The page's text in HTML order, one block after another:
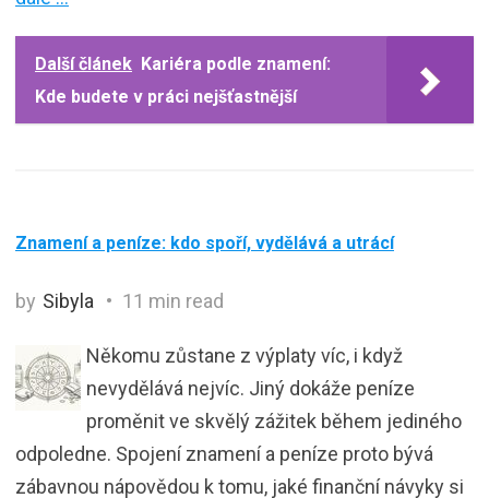
Další článek Kariéra podle znamení:
Kde budete v práci nejšťastnější
Znamení a peníze: kdo spoří, vydělává a utrácí
by Sibyla 11 min read
Někomu zůstane z výplaty víc, i když
nevydělává nejvíc. Jiný dokáže peníze
proměnit ve skvělý zážitek během jediného
odpoledne. Spojení znamení a peníze proto bývá
zábavnou nápovědou k tomu, jaké finanční návyky si